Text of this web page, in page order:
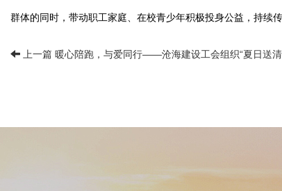
群体的同时，带动职工家庭、在校青少年积极投身公益，持续
上一篇 暖心陪跑，与爱同行——沧海建设工会组织“夏日送